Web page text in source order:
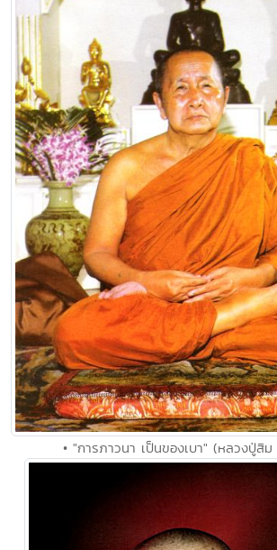
• "การภาวนา เป็นของเบา" (หลวงปู่สิม